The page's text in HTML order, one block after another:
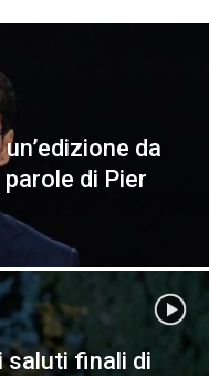
da
di Pier
saluti finali di